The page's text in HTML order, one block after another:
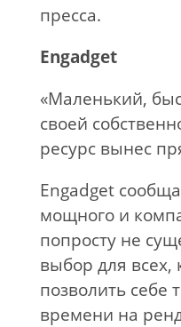
пресса.
Engadget
«Маленький,
своей
ресурс вынес
Engadget
мощного и
попросту не
выбор для всех,
позволить себе
времени на